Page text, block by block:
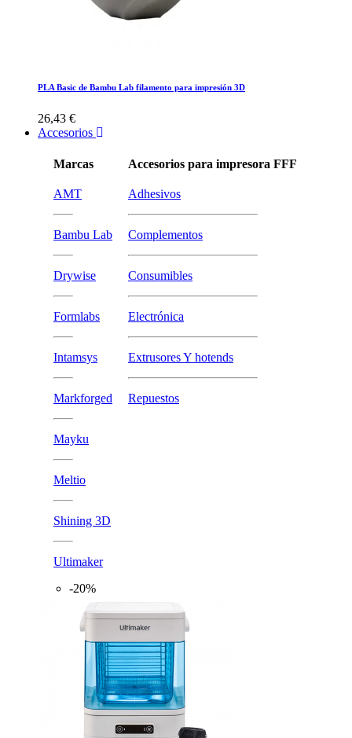
PLA Basic de Bambu Lab filamento para impresión 3D
26,43 €
Accesorios
Marcas
AMT
Bambu Lab
Drywise
Formlabs
Intamsys
Markforged
Mayku
Meltio
Shining 3D
Ultimaker
Accesorios para impresora FFF
Adhesivos
Complementos
Consumibles
Electrónica
Extrusores Y hotends
Repuestos
-20%